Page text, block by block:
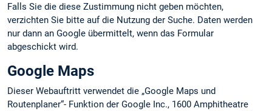
Falls Sie die diese Zustimmung nicht geben möchten,
verzichten Sie bitte auf die Nutzung der Suche. Daten werden
nur dann an Google übermittelt, wenn das Formular
abgeschickt wird.
Google Maps
Dieser Webauftritt verwendet die „Google Maps und
Routenplaner“- Funktion der Google Inc., 1600 Amphitheatre